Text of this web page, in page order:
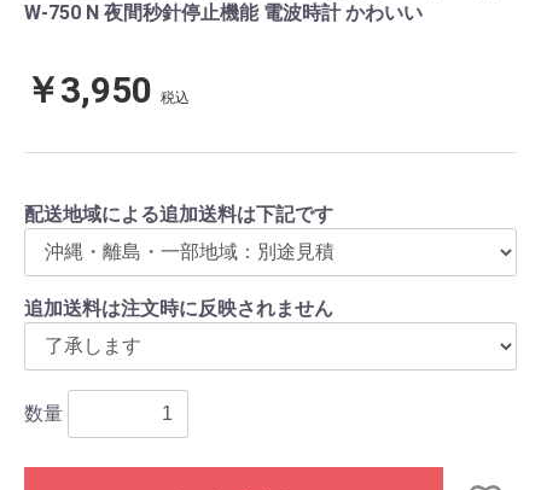
W-750 N 夜間秒針停止機能 電波時計 かわいい
￥3,950 税込
配送地域による追加送料は下記です
追加送料は注文時に反映されません
数量